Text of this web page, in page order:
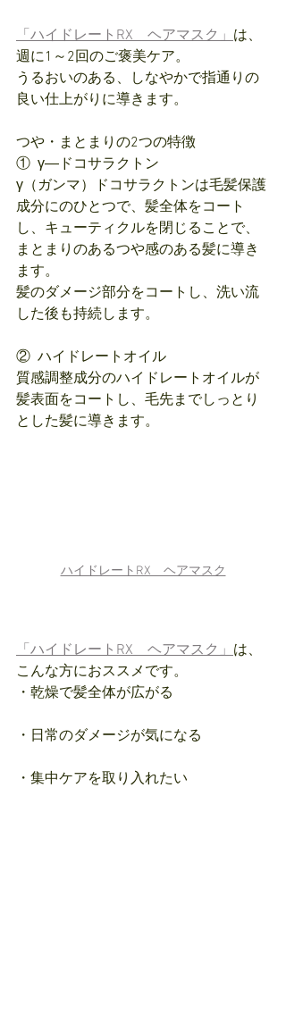
「ハイドレートRX　ヘアマスク」は、
週に1～2回のご褒美ケア。
うるおいのある、しなやかで指通りの
良い仕上がりに導きます。
つや・まとまりの2つの特徴
①  γ―ドコサラクトン
γ（ガンマ）ドコサラクトンは毛髪保護
成分にのひとつで、髪全体をコート
し、キューティクルを閉じることで、
まとまりのあるつや感のある髪に導き
ます。
髪のダメージ部分をコートし、洗い流
した後も持続します。
②  ハイドレートオイル
質感調整成分のハイドレートオイルが
髪表面をコートし、毛先までしっとり
とした髪に導きます。
ハイドレートRX　ヘアマスク
「ハイドレートRX　ヘアマスク」 は、
こんな方におススメです。
・乾燥で髪全体が広がる
・日常のダメージが気になる
・集中ケアを取り入れたい